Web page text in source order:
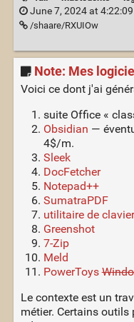
June 7, 2024 at 4:22:09
/shaare/RXUIOw
Note: Mes
Voici ce dont j'ai
suite Office «
Obsidian —
4$/m.
Sleek
DocFetcher
Notepad++
SumatraPDF
utilitaire de
Greenshot
7-Zip
Meld
PowerToys
Le contexte est un
métier. Certains outils